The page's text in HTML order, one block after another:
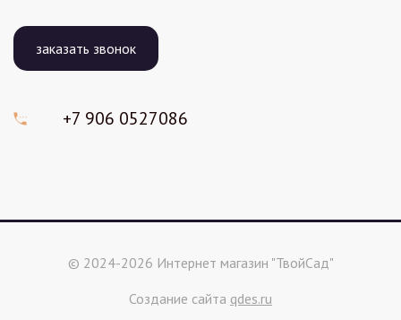
заказать звонок
+7 906 0527086
© 2024-2026 Интернет магазин "ТвойСад"
Создание сайта qdes.ru